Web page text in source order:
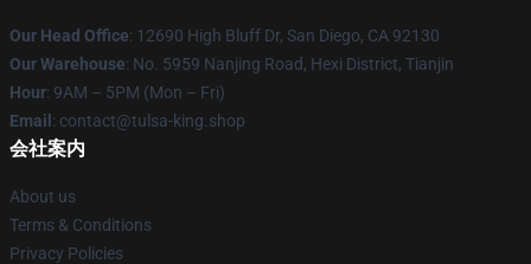
Our Head Office: 12690 High Bluff Dr, San Diego, CA 92130
Our Warehouse: No. 5959 Nanjing Road, Hexi District, Tianjin
Hour: 9AM – 5PM (Mon – Fri)
Email : contact@tulsa-king.shop
会社案内
About us
Terms & Conditions
Privacy Policies